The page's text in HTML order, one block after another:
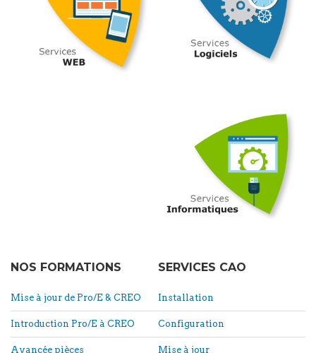
NOS FORMATIONS
Mise à jour de Pro/E & CREO
Introduction Pro/E à CREO
Avancée pièces
SERVICES CAO
Installation
Configuration
Mise à jour